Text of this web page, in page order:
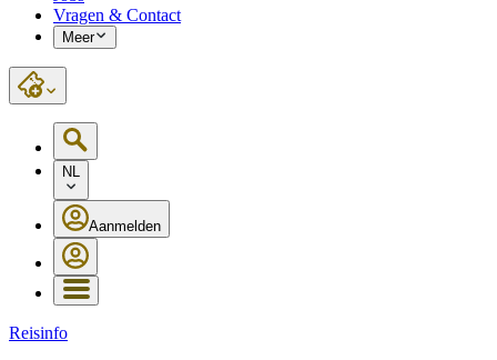
Vragen & Contact
Meer
NL
Aanmelden
Reisinfo